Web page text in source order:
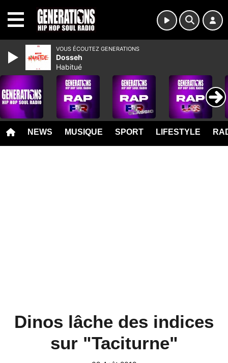
NEWS MUSIQUE SPORT LIFESTYLE
Dinos lâche des indices
sur "Taciturne"
VOUS ÉCOUTEZ GENERATIONS
Dosseh
Habitué